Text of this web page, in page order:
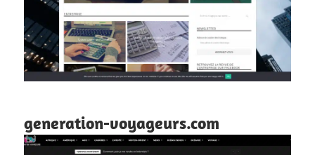
generation-voyageurs.com